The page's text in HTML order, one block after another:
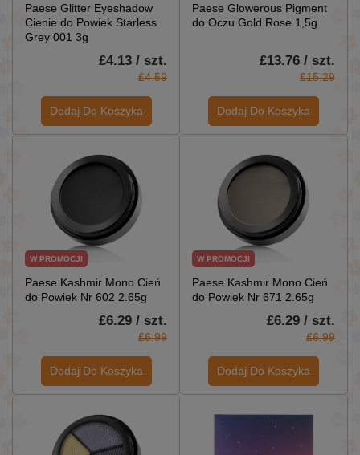
Paese Glitter Eyeshadow
Cienie do Powiek Starless
Grey 001 3g
£4.13 / szt.
£4.59
Dodaj Do Koszyka
Paese Glowerous Pigment
do Oczu Gold Rose 1,5g
£13.76 / szt.
£15.29
Dodaj Do Koszyka
W PROMOCJI
Paese Kashmir Mono Cień
do Powiek Nr 602 2.65g
£6.29 / szt.
£6.99
Dodaj Do Koszyka
W PROMOCJI
Paese Kashmir Mono Cień
do Powiek Nr 671 2.65g
£6.29 / szt.
£6.99
Dodaj Do Koszyka